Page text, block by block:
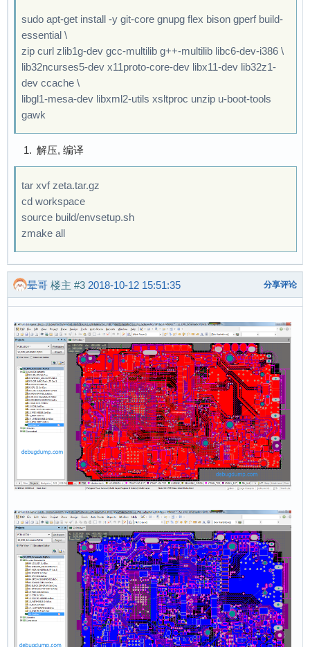
sudo apt-get install -y git-core gnupg flex bison gperf build-
essential \
zip curl zlib1g-dev gcc-multilib g++-multilib libc6-dev-i386 \
lib32ncurses5-dev x11proto-core-dev libx11-dev lib32z1-
dev ccache \
libgl1-mesa-dev libxml2-utils xsltproc unzip u-boot-tools
gawk
解压, 编译
tar xvf zeta.tar.gz
cd workspace
source build/envsetup.sh
zmake all
晕哥 楼主 #3 2018-10-12 15:51:35 分享评论